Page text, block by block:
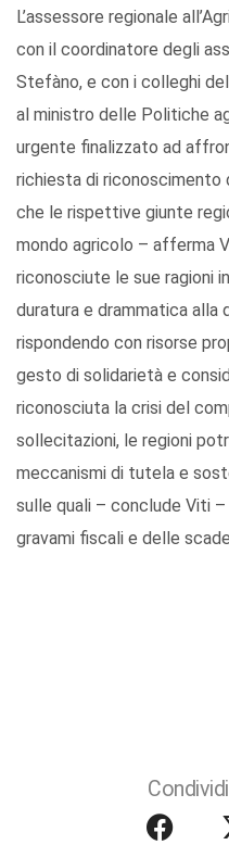
L’assessore regionale
con il coordinatore degli
Stefàno, e con i colleghi
al ministro delle Politiche
urgente finalizzato ad
richiesta di
che le rispettive giunte
mondo agricolo – afferma
riconosciute le sue ragioni
duratura e drammatica alla
rispondendo con risorse
gesto di solidarietà e
riconosciuta la crisi del
sollecitazioni, le regioni
meccanismi di tutela e
sulle quali – conclude Viti
gravami fiscali e delle